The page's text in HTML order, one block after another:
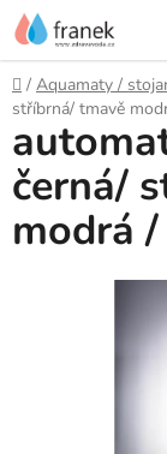
Přejít
na
obsah
Domů
/ Aquamaty /
stříbrná/ tmavě
černá/
modrá